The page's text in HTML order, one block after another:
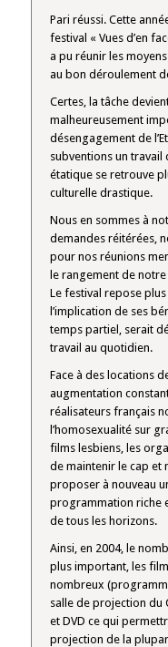
Pari réussi. Cette
festival « Vues d’en
a pu réunir les
au bon déroulement
Certes, la tâche
malheureusement
désengagement de
subventions un travail
étatique se retrouve
culturelle drastique.
Nous en sommes à
demandes réitérées,
pour nos réunions
le rangement de
Le festival repose
l’implication de ses
temps partiel, serait
travail au quotidien.
Face à des locations
augmentation
réalisateurs français
l’homosexualité sur
films lesbiens, les
de maintenir le cap et
proposer à nouveau
programmation riche
de tous les horizons.
Ainsi, en 2004, le
plus important, les
nombreux
salle de projection du
et DVD ce qui
projection de la